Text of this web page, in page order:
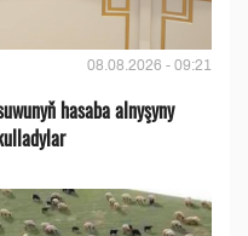
08.08.2026 - 09:21
hasaba alnyşyny